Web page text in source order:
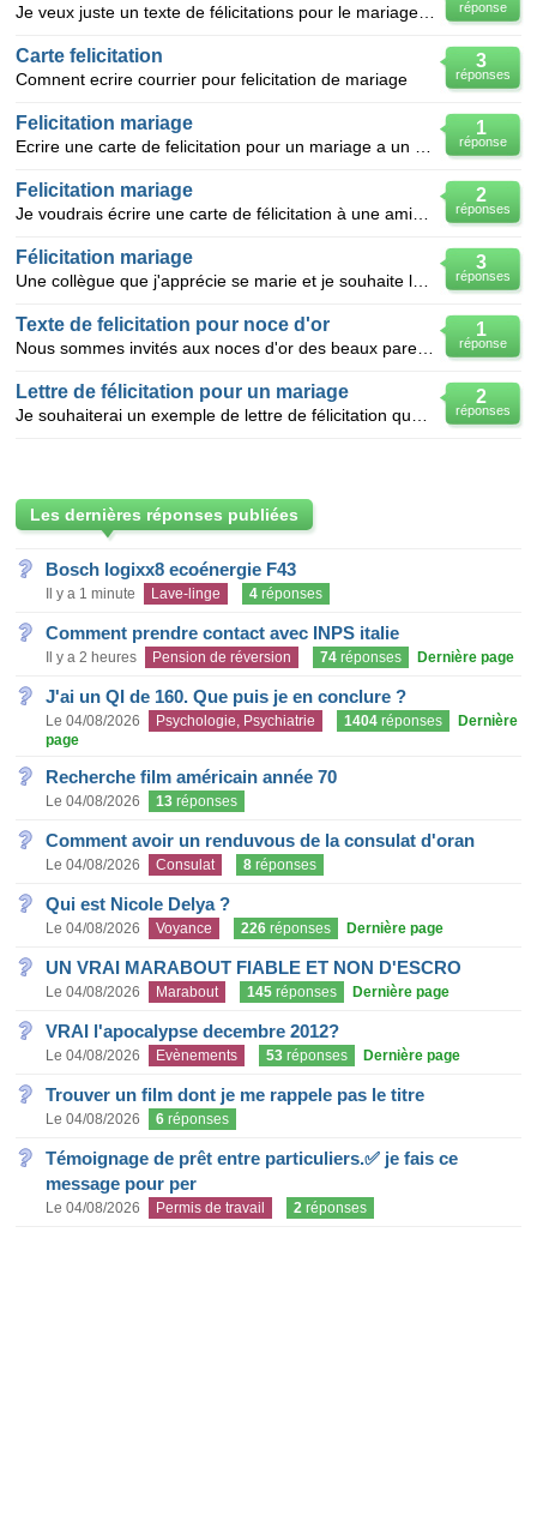
réponse
3
réponses
Carte felicitation
Comnent ecrire courrier pour felicitation de mariage
1
réponse
Felicitation mariage
2
réponses
Felicitation mariage
3
réponses
Félicitation mariage
1
réponse
Texte de felicitation pour noce d'or
2
réponses
Lettre de félicitation pour un mariage
Les dernières réponses publiées
Bosch logixx8 ecoénergie F43
Il y a 1 minute Lave-linge 4 réponses
Comment prendre contact avec INPS italie
Il y a 2 heures Pension de réversion 74 réponses Dernière page
J'ai un QI de 160. Que puis je en conclure ?
Le 04/08/2026 Psychologie, Psychiatrie 1404 réponses
Dernière
page
Recherche film américain année 70
Le 04/08/2026 13 réponses
Comment avoir un renduvous de la consulat d'oran
Le 04/08/2026 Consulat 8 réponses
Qui est Nicole Delya ?
Le 04/08/2026 Voyance 226 réponses Dernière page
UN VRAI MARABOUT FIABLE ET NON D'ESCRO
Le 04/08/2026 Marabout 145 réponses Dernière page
VRAI l'apocalypse decembre 2012?
Le 04/08/2026 Evènements 53 réponses Dernière page
Trouver un film dont je me rappele pas le titre
Le 04/08/2026 6 réponses
Témoignage de prêt entre particuliers.✅ je fais ce
message pour per
Le 04/08/2026 Permis de travail 2 réponses